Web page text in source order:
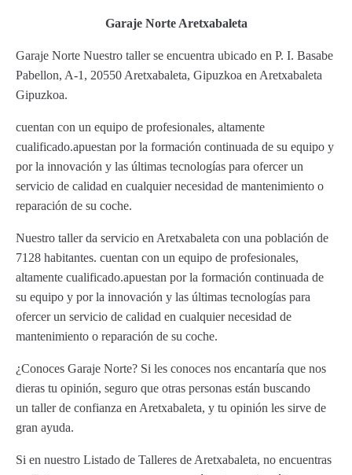
Garaje Norte Aretxabaleta
Garaje Norte Nuestro taller se encuentra ubicado en P. I. Basabe
Pabellon, A-1, 20550 Aretxabaleta, Gipuzkoa en Aretxabaleta
Gipuzkoa.
cuentan con un equipo de profesionales, altamente
cualificado.apuestan por la formación continuada de su equipo y
por la innovación y las últimas tecnologías para ofercer un
servicio de calidad en cualquier necesidad de mantenimiento o
reparación de su coche.
Nuestro taller da servicio en Aretxabaleta con una población de
7128 habitantes. cuentan con un equipo de profesionales,
altamente cualificado.apuestan por la formación continuada de
su equipo y por la innovación y las últimas tecnologías para
ofercer un servicio de calidad en cualquier necesidad de
mantenimiento o reparación de su coche.
¿Conoces Garaje Norte? Si les conoces nos encantaría que nos
dieras tu opinión, seguro que otras personas están buscando
un taller de confianza en Aretxabaleta, y tu opinión les sirve de
gran ayuda.
Si en nuestro Listado de Talleres de Aretxabaleta, no encuentras